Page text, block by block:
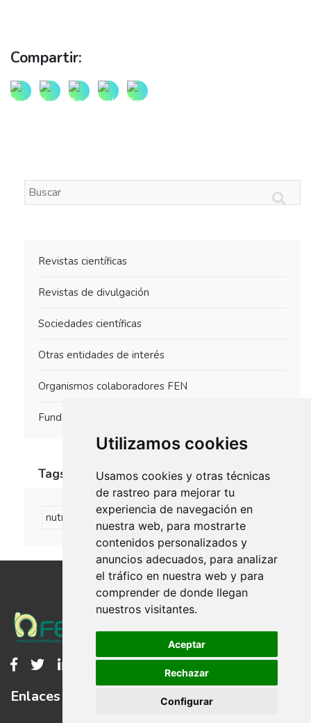
Utilizamos cookies
Usamos cookies y otras técnicas
de rastreo para mejorar tu
experiencia de navegación en
nuestra web, para mostrarte
contenidos personalizados y
anuncios adecuados, para analizar
el tráfico en nuestra web y para
comprender de donde llegan
nuestros visitantes.
Aceptar
Rechazar
Configurar
Compartir:
Revistas científicas
Revistas de divulgación
Sociedades científicas
Otras entidades de interés
Organismos colaboradores FEN
Fundaciones Europeas de Nutrición
Tags
nutrición formación publicaciones
Enlaces